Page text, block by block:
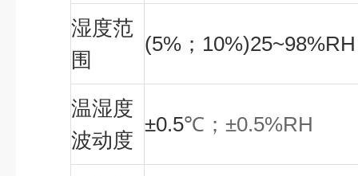
湿度范
围
(5%；10%)25~98%RH
温湿度
波动度
±0.5℃ ； ±0.5%RH